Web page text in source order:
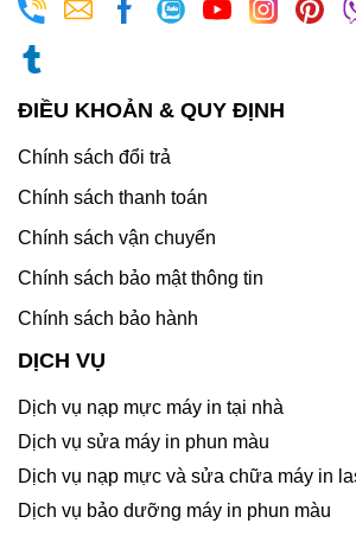
ĐIỀU KHOẢN & QUY ĐỊNH
Chính sách đổi trả
Chính sách thanh toán
Chính sách vận chuyển
Chính sách bảo mật thông tin
Chính sách bảo hành
DỊCH VỤ
Dịch vụ nạp mực máy in tại nhà
Dịch vụ sửa máy in phun màu
Dịch vụ nạp mực và sửa chữa máy in
Dịch vụ bảo dưỡng máy in phun màu